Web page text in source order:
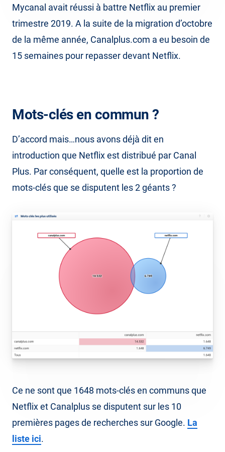
Mycanal avait réussi à battre Netflix au premier
trimestre 2019. A la suite de la migration d’octobre
de la même année, Canalplus.com a eu besoin de
15 semaines pour repasser devant Netflix.
Mots-clés en commun ?
D’accord mais…nous avons déjà dit en
introduction que Netflix est distribué par Canal
Plus. Par conséquent, quelle est la proportion de
mots-clés que se disputent les 2 géants ?
Ce ne sont que 1648 mots-clés en communs que
Netflix et Canalplus se disputent sur les 10
premières pages de recherches sur Google. La
liste ici.